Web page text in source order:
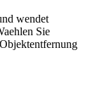
wendet
Sie